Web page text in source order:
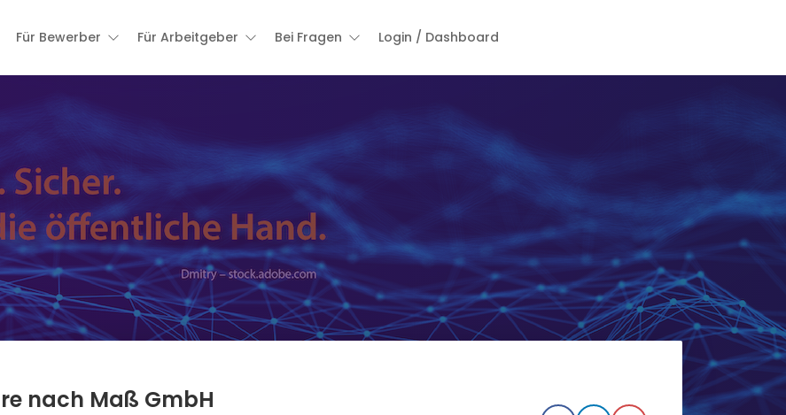
Für Bewerber Für Arbeitgeber Bei Fragen Login / Dashboard
nach Maß GmbH